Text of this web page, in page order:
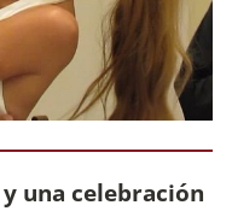
una celebración